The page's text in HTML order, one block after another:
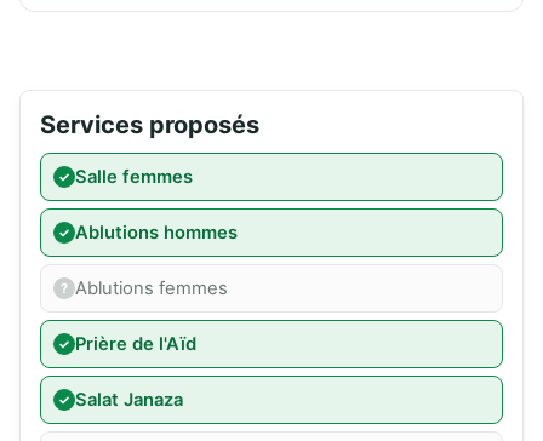
Services proposés
Salle femmes
Ablutions hommes
Ablutions femmes
Prière de l'Aïd
Salat Janaza